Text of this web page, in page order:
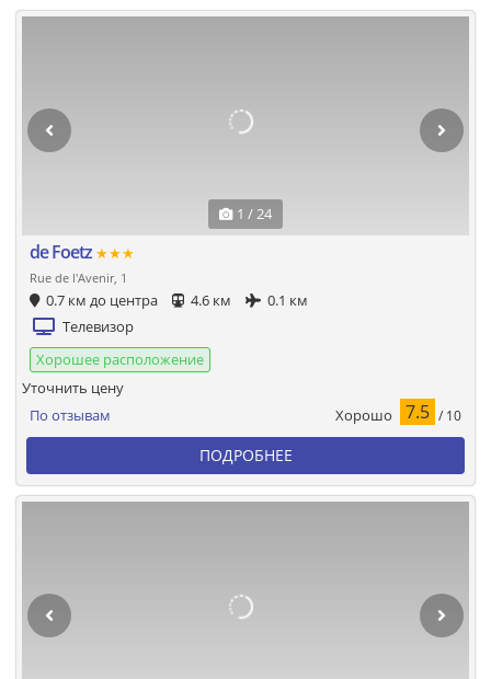
1 / 24
de Foetz ★★★
Rue de l'Avenir, 1
0.7 км до центра 4.6 км
0.1 км
Телевизор
Хорошее расположение
По отзывам Хорошо 7.5 / 10
Уточнить цену
ПОДРОБНЕЕ